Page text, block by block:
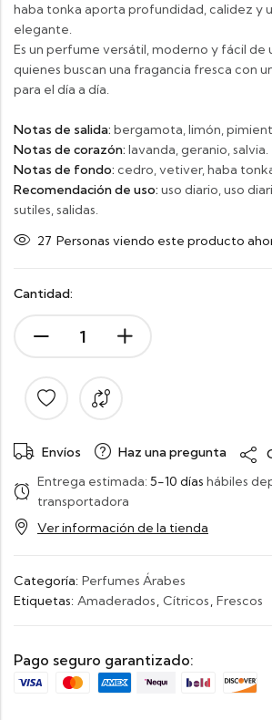
haba tonka aporta profundidad, calidez y
elegante.
Es un perfume versátil, moderno y fácil de
quienes buscan una fragancia fresca con
para el día a día.
Notas de salida: bergamota, limón,
Notas de corazón: lavanda, geranio, salvia.
Notas de fondo: cedro, vetiver, haba
Recomendación de uso: uso diario, uso
sutiles, salidas.
27 Personas viendo este producto
Cantidad:
Envíos Haz una pregunta
Entrega estimada: 5-10 días hábiles
transportadora
Ver información de la tienda
Categoría: Perfumes Árabes
Etiquetas: Amaderados, Cítricos, Frescos
Pago seguro garantizado: